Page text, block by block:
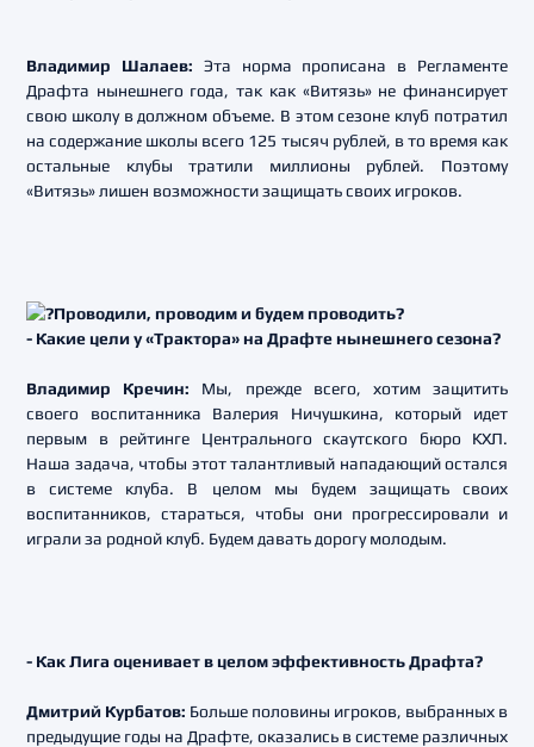
Владимир Шалаев: Эта норма прописана в Регламенте
Драфта нынешнего года, так как «Витязь» не финансирует
свою школу в должном объеме. В этом сезоне клуб потратил
на содержание школы всего 125 тысяч рублей, в то время как
остальные клубы тратили миллионы рублей. Поэтому
«Витязь» лишен возможности защищать своих игроков.
- Какие цели у «Трактора» на Драфте нынешнего сезона?
Владимир Кречин: Мы, прежде всего, хотим защитить
своего воспитанника Валерия Ничушкина, который идет
первым в рейтинге Центрального скаутского бюро КХЛ.
Наша задача, чтобы этот талантливый нападающий остался
в системе клуба. В целом мы будем защищать своих
воспитанников, стараться, чтобы они прогрессировали и
играли за родной клуб. Будем давать дорогу молодым.
- Как Лига оценивает в целом эффективность Драфта?
Дмитрий Курбатов: Больше половины игроков, выбранных в
предыдущие годы на Драфте, оказались в системе различных